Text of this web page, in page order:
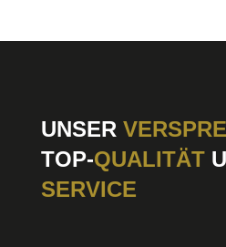
UNSER
TOP-QUALITÄT
SERVICE